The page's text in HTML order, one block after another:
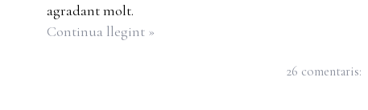
agradant molt.
Continua llegint »
26 comentaris: